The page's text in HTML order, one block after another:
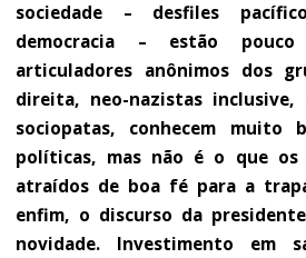
sociedade – desfiles
democracia – estão
articuladores anônimos dos
direita, neo-nazistas inclusive,
sociopatas, conhecem muito
políticas, mas não é o que os
atraídos de boa fé para a
enfim, o discurso da
novidade. Investimento em